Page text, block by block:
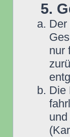
5.
Der
nur
Die